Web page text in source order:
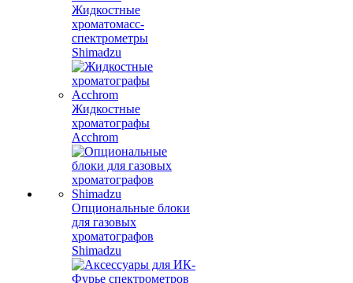
Жидкостные
хроматомасс-
спектрометры
Shimadzu
Жидкостные
хроматографы
Acchrom
Опциональные блоки
для газовых
хроматографов
Shimadzu